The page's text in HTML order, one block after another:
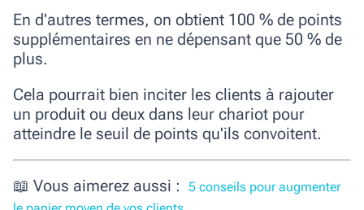
En d'autres termes, on obtient 100 % de points
supplémentaires en ne dépensant que 50 % de
plus.
Cela pourrait bien inciter les clients à rajouter
un produit ou deux dans leur chariot pour
atteindre le seuil de points qu'ils convoitent.
📖 Vous aimerez aussi :
5 conseils pour augmenter